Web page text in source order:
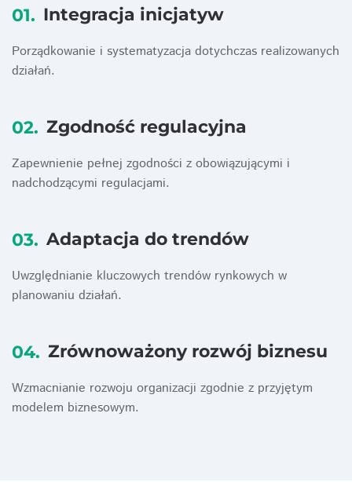
01. Integracja inicjatyw
Porządkowanie i systematyzacja dotychczas realizowanych
działań.
02. Zgodność regulacyjna
Zapewnienie pełnej zgodności z obowiązującymi i
nadchodzącymi regulacjami.
03. Adaptacja do trendów
Uwzględnianie kluczowych trendów rynkowych w
planowaniu działań.
04. Zrównoważony rozwój biznesu
Wzmacnianie rozwoju organizacji zgodnie z przyjętym
modelem biznesowym.